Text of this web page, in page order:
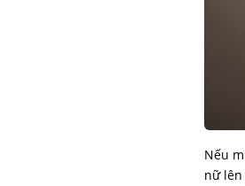
Nếu
nữ